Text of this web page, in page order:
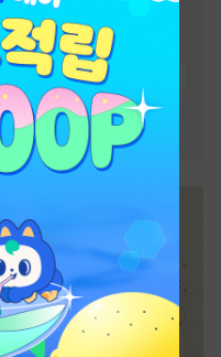
#상처수 #집착공
#하드코어 #다정수
미인수 #짝사랑
#
절륜공 # 연상수 #동거
대형견공 연하공